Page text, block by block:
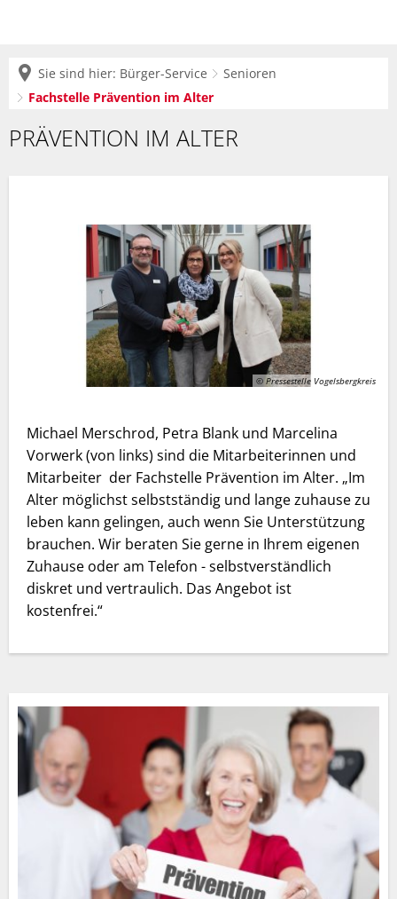
Sie sind hier: Bürger-Service
Senioren
Fachstelle Prävention im Alter
Fachstelle
PRÄVENTION IM ALTER
© Pressestelle Vogelsbergkreis
Michael Merschrod, Petra Blank und Marcelina
Vorwerk (von links) sind die Mitarbeiterinnen und
Mitarbeiter der Fachstelle Prävention im Alter. „Im
Alter möglichst selbstständig und lange zuhause zu
leben kann gelingen, auch wenn Sie Unterstützung
brauchen. Wir beraten Sie gerne in Ihrem eigenen
Zuhause oder am Telefon - selbstverständlich
diskret und vertraulich. Das Angebot ist
kostenfrei.“